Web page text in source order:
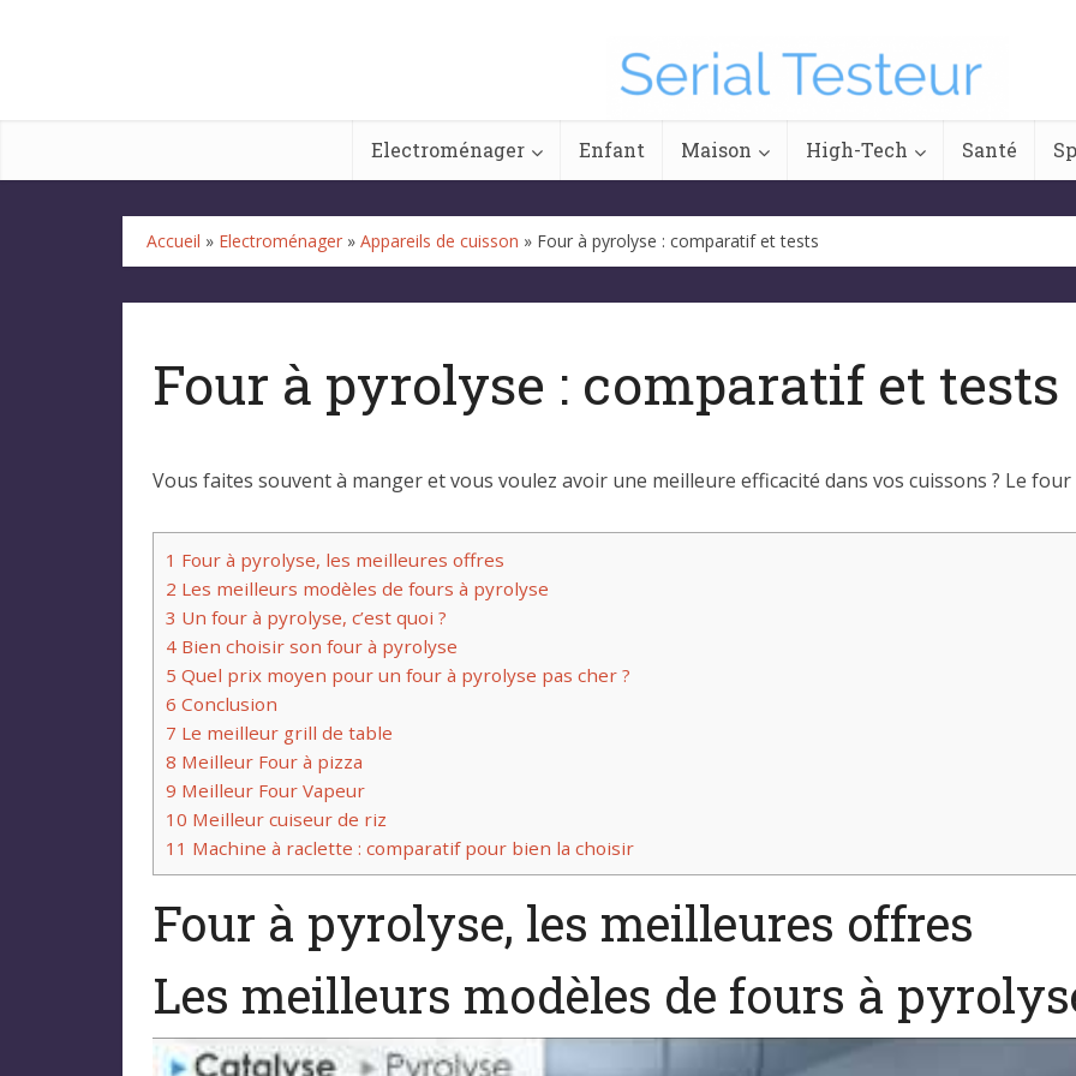
Electroménager Enfant Maison High-Tech Santé
Accueil » Electroménager » Appareils de cuisson » Four à pyrolyse : comparatif et tests
Four à pyrolyse : comparatif et tests
Vous faites souvent à manger et vous voulez avoir une meilleure efficacité dans vos cuissons ? Le
1 Four à pyrolyse, les meilleures offres
2 Les meilleurs modèles de fours à pyrolyse
3 Un four à pyrolyse, c’est quoi ?
4 Bien choisir son four à pyrolyse
5 Quel prix moyen pour un four à pyrolyse pas cher ?
6 Conclusion
7 Le meilleur grill de table
8 Meilleur Four à pizza
9 Meilleur Four Vapeur
10 Meilleur cuiseur de riz
11 Machine à raclette : comparatif pour bien la choisir
Four à pyrolyse, les meilleures offres
Les meilleurs modèles de fours à